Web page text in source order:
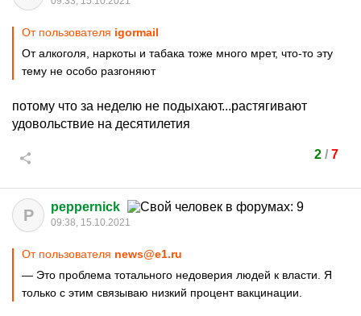
От пользователя igormail
От алкоголя, наркоты и табака тоже много мрет, что-то эту
тему не особо разгоняют
потому что за неделю не подыхают...растягивают
удовольствие на десятилетия
2/ 7
P peppernick
09:38, 15.10.2021
От пользователя news@e1.ru
— Это проблема тотального недоверия людей к власти. Я
только с этим связываю низкий процент вакцинации.